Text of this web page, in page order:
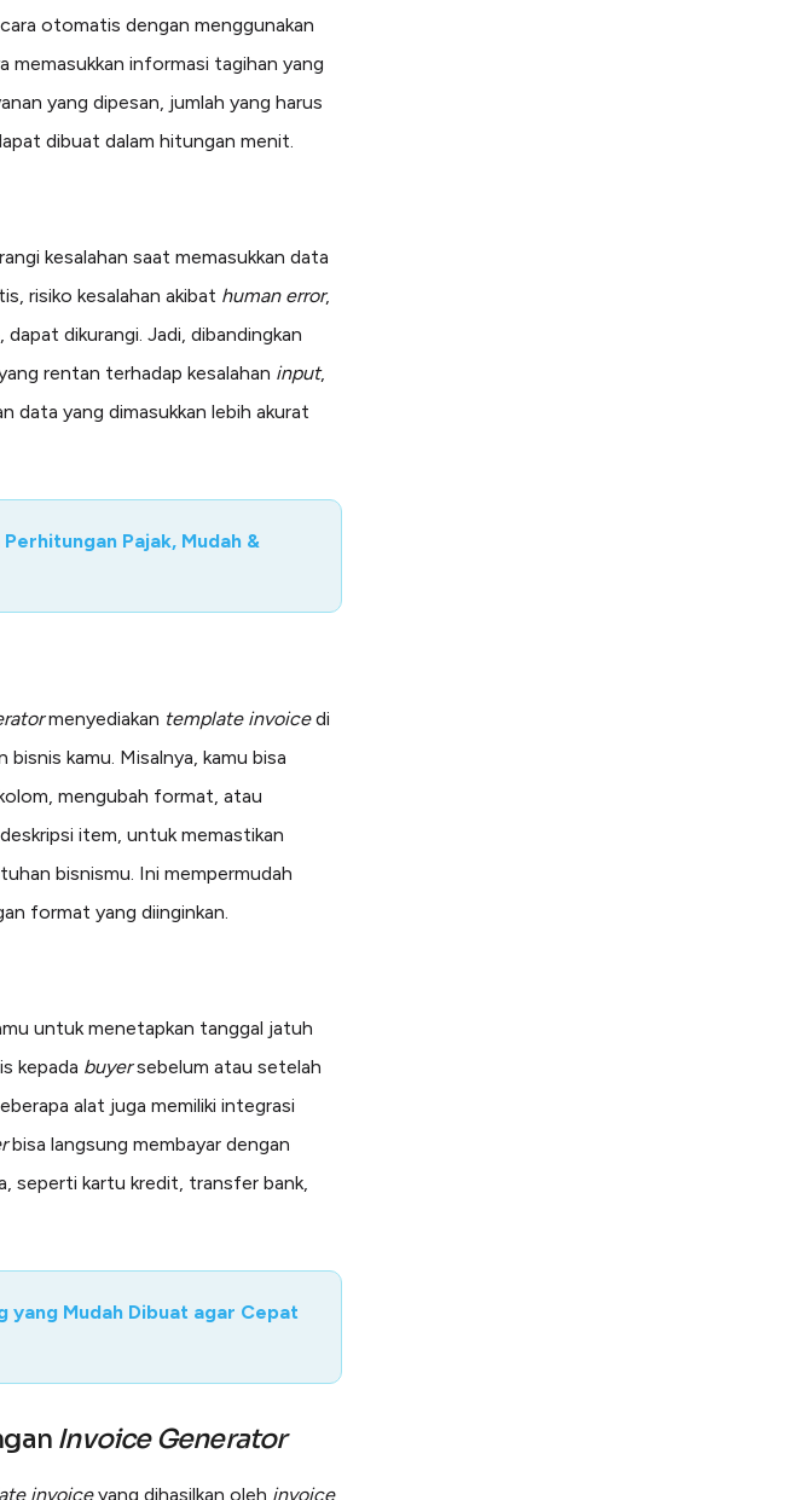
otomatis dengan menggunakan
memasukkan informasi tagihan yang
yang dipesan, jumlah yang harus
dibuat dalam hitungan menit.
kesalahan saat memasukkan data
risiko kesalahan akibat human error,
dikurangi. Jadi, dibandingkan
rentan terhadap kesalahan input,
data yang dimasukkan lebih akurat
Pajak, Mudah &
menyediakan template invoicedi
kamu. Misalnya, kamu bisa
mengubah format, atau
item, untuk memastikan
bisnismu. Ini mempermudah
format yang diinginkan.
untuk menetapkan tanggal jatuh
kepada buyersebelum atau setelah
alat juga memiliki integrasi
bisa langsung membayar dengan
seperti kartu kredit, transfer bank,
yang Mudah Dibuat agar Cepat
Invoice Generator
invoiceyang dihasilkan oleh invoice